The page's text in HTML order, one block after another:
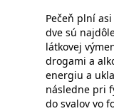
Pečeň plní
dve sú
látkovej
drogami a
energiu a
následne pri
do svalov vo